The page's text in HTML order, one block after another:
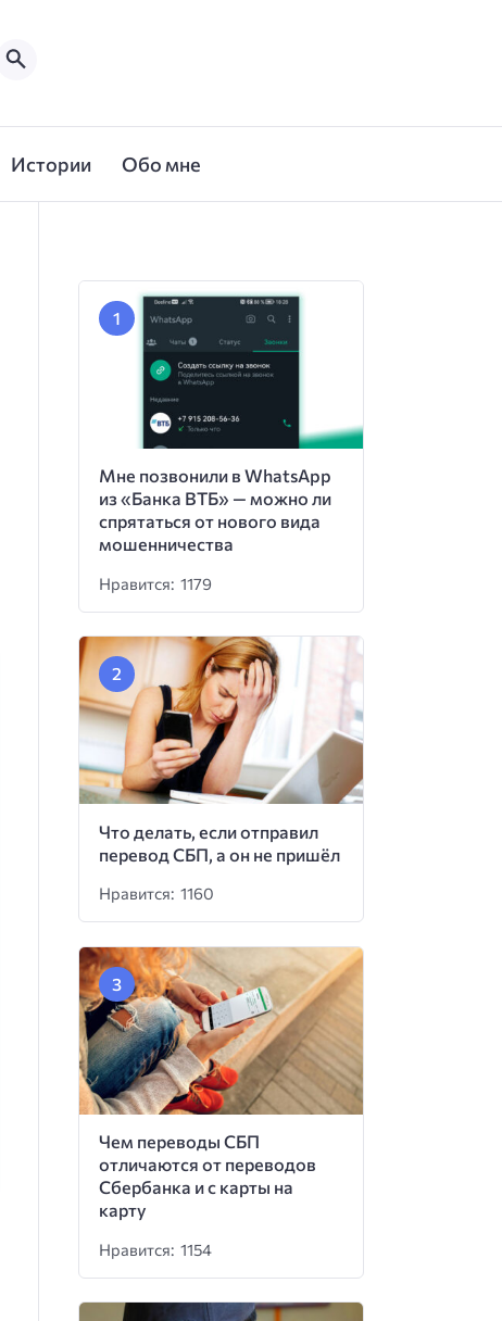
Истории Обо мне
Мне позвонили в WhatsApp
из «Банка ВТБ» — можно ли
спрятаться от нового вида
мошенничества
Нравится: 1179
Что делать, если отправил
перевод СБП, а он не пришёл
Нравится: 1160
Чем переводы СБП
отличаются от переводов
Сбербанка и с карты на
карту
Нравится: 1154